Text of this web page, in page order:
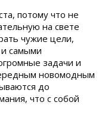
потому что не
на свете
чужие цели,
самыми
задачи и
новомодным
до
что с собой